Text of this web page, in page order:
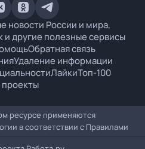
новости России и мира,
и другие полезные сервисы
Обратная связь
Удаление информации
ЛайкиТоп-100
проекты
ресурсе применяются
в соответствии с Правилами